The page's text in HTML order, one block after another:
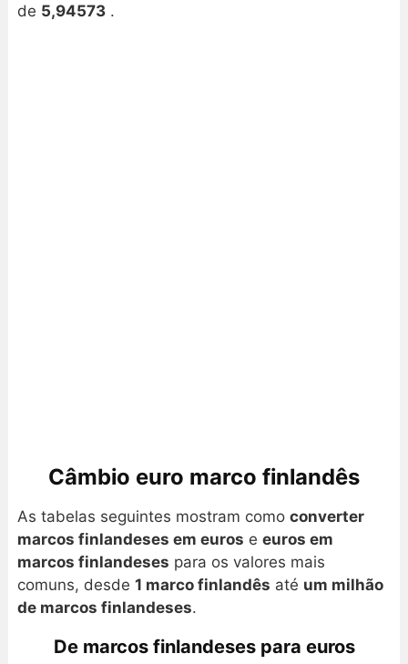
de 5,94573.
Câmbio euro marco finlandês
As tabelas seguintes mostram como converter
marcos finlandeses em euros e euros em
marcos finlandeses para os valores mais
comuns, desde 1 marco finlandês até um milhão
de marcos finlandeses.
De marcos finlandeses para euros